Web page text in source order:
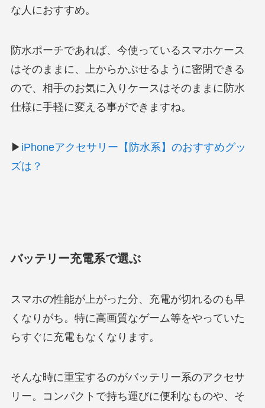
な人におすすめ。
防水ポーチであれば、今使っているスマホケース
はそのままに、上からかぶせるように密閉できる
ので、相手のお気に入りケースはそのままに防水
仕様に手軽に変える事ができますね。
▶ iPhoneアクセサリー【防水系】のおすすめグッ
ズは？
バッテリー充電系で選ぶ
スマホの性能が上がった分、充電が切れるのも早
くなりがち。特に高画質なゲーム等をやっていた
らすぐに充電もなくなります。
そんな時に重宝するのがバッテリー系のアクセサ
リー。コンパクトで持ち運びに便利なものや、そ